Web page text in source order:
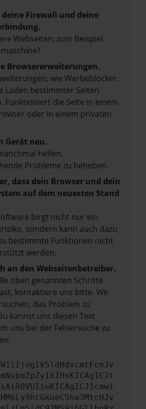
Firewall und deine
Webseiten, zum Beispiel
Browsererweiterungen.
wie Werbeblocker,
Laden bestimmter Seiten
Funktioniert die Seite in einem
oder in einem privaten
Gerät neu.
helfen,
Probleme zu beheben.
dass dein Browser und dein
auf dem neuesten Stand
birgt nicht nur ein
sondern kann auch dazu
bestimmte Funktionen nicht
werden.
an den Webseitenbetreiber.
oben genannten Schritte
kontaktiere uns bitte. Wir
das Problem zu
kannst uns diesen Text
uns bei der Fehlersuche zu